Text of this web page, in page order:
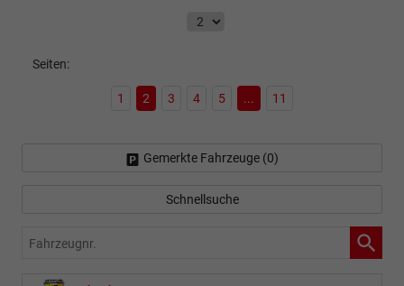
Seiten:
1 2 3 4 5 ... 11
Gemerkte Fahrzeuge (0)
Schnellsuche
Fahrzeugnr.